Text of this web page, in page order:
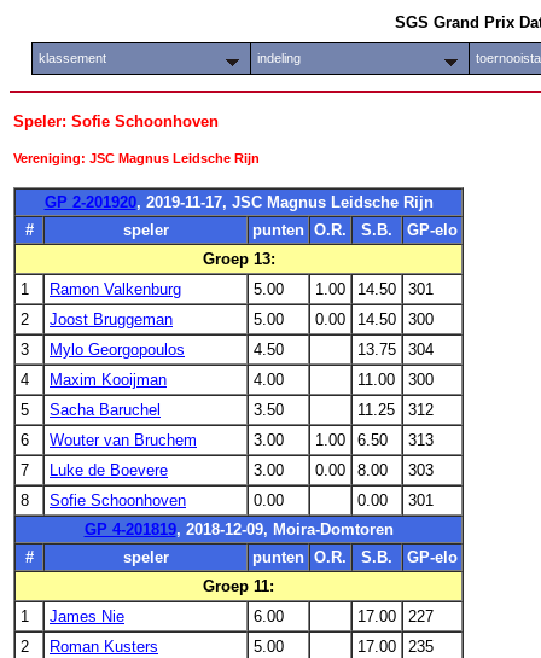
SGS Grand Prix
klassement indeling
Speler: Sofie Schoonhoven
Vereniging: JSC Magnus Leidsche Rijn
GP 2-201920, 2019-11-17, JSC Magnus Leidsche Rijn
#
speler punten O.R. S.B.
GP-elo
Groep 13:
1
Ramon Valkenburg 5.00 1.00 14.50
301
2
Joost Bruggeman 5.00 0.00 14.50
300
3
Mylo Georgopoulos 4.50 13.75
304
4
Maxim Kooijman 4.00 11.00
300
5
Sacha Baruchel 3.50 11.25
312
6
Wouter van Bruchem 3.00 1.00 6.50
313
7
Luke de Boevere 3.00 0.00 8.00
303
8
Sofie Schoonhoven 0.00 0.00
301
GP 4-201819, 2018-12-09, Moira-Domtoren
#
speler punten O.R. S.B.
GP-elo
Groep 11:
1
James Nie 6.00 17.00
227
2
Roman Kusters 5.00 17.00
235